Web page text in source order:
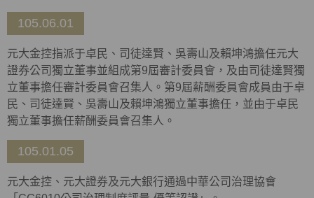
105.06.01
元大金控指派于卓民、司徒達賢、吳壽山及賴坤鴻擔任元大
證券公司獨立董事並組成第9屆審計委員會，及由司徒達賢獨
立董事擔任審計委員會召集人。第9屆薪酬委員會成員由于卓
民、司徒達賢、吳壽山及賴坤鴻獨立董事擔任，並由于卓民
獨立董事擔任薪酬委員會召集人。
105.01.05
元大金控、元大證券及元大銀行通過中華公司治理協會